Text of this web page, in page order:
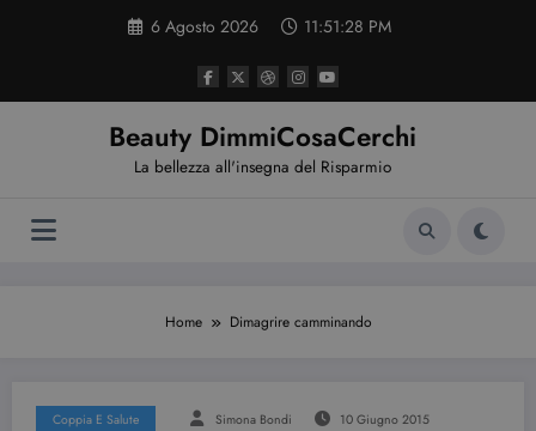
6 Agosto 2026 11:51:29 PM
Beauty DimmiCosaCerchi
La bellezza all'insegna del Risparmio
Home Dimagrire camminando
Coppia E Salute Simona Bondi 10 Giugno 2015